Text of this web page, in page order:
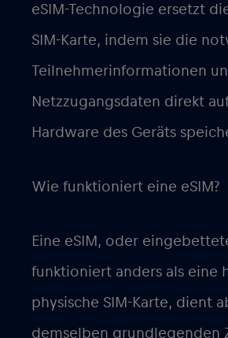
eSIM-Technologie ersetzt
SIM-Karte, indem sie die
Teilnehmerinformationen
Netzzugangsdaten direkt
Hardware des Geräts
Wie funktioniert eine eSIM?
Eine eSIM, oder
funktioniert anders als eine
physische SIM-Karte, dient
demselben grundlegenden